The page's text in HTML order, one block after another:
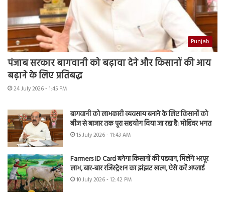
Punjab
पंजाब सरकार बागवानी को बढ़ावा देने और किसानों की आय
बढ़ाने के लिए प्रतिबद्ध
24 July 2026 - 1:45 PM
बागवानी को लाभकारी व्यवसाय बनाने के लिए किसानों को
बीज से बाजार तक पूरा सहयोग दिया जा रहा है: मोहिंदर भगत
15 July 2026 - 11:43 AM
Farmers ID Card बनेगा किसानों की पहचान, मिलेंगे भरपूर
लाभ, बार-बार रजिस्ट्रेशन का झंझट खत्म, ऐसे करें अप्लाई
10 July 2026 - 12:42 PM